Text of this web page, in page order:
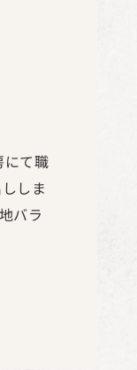
にて職
しま
バラ